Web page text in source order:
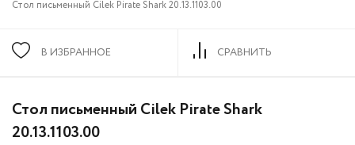
Стол письменный Cilek Pirate Shark 20.13.1103.00
В ИЗБРАННОЕ СРАВНИТЬ
Стол письменный Cilek Pirate Shark
20.13.1103.00